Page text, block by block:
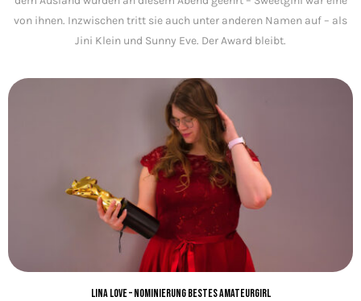
von ihnen. Inzwischen tritt sie auch unter anderen Namen auf – als
Jini Klein und Sunny Eve. Der Award bleibt.
Lina Love – Nominierung Bestes Amateurgirl